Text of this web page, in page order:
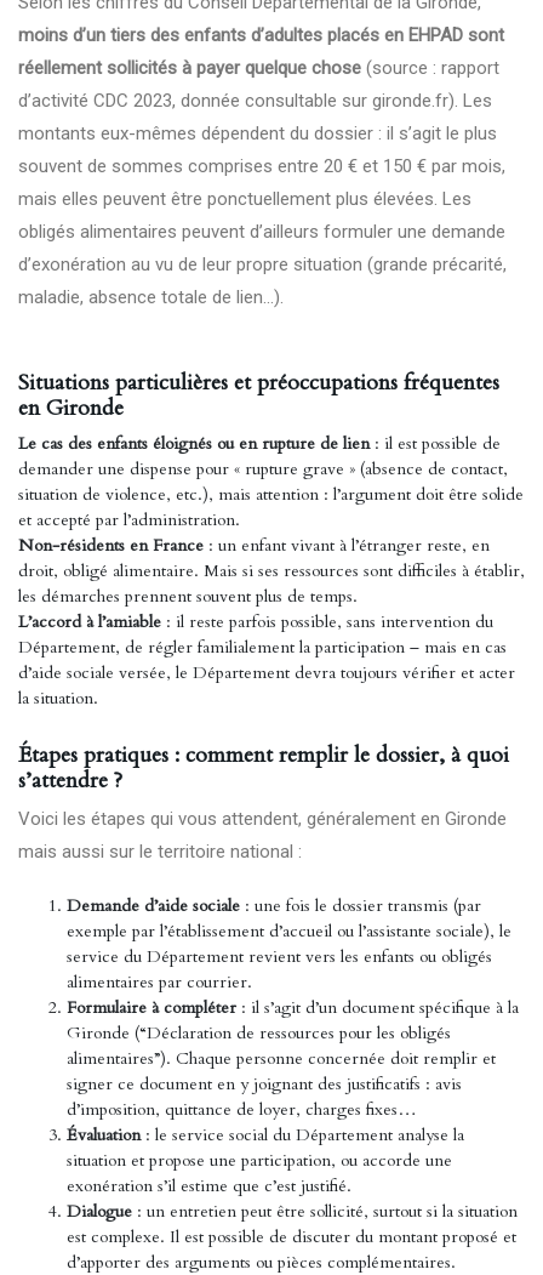
moins d’un tiers des enfants d’adultes placés en EHPAD sont
réellement sollicités à payer quelque chose (source : rapport
d’activité CDC 2023, donnée consultable sur gironde.fr). Les
montants eux-mêmes dépendent du dossier : il s’agit le plus
souvent de sommes comprises entre 20 € et 150 € par mois,
mais elles peuvent être ponctuellement plus élevées. Les
obligés alimentaires peuvent d’ailleurs formuler une demande
d’exonération au vu de leur propre situation (grande précarité,
maladie, absence totale de lien…).
Situations particulières et préoccupations fréquentes
en Gironde
Le cas des enfants éloignés ou en rupture de lien: il est possible de
demander une dispense pour « rupture grave » (absence de contact,
situation de violence, etc.), mais attention : l’argument doit être solide
et accepté par l’administration.
Non-résidents en France : un enfant vivant à l’étranger reste, en
droit, obligé alimentaire. Mais si ses ressources sont difficiles à établir,
les démarches prennent souvent plus de temps.
L’accord à l’amiable : il reste parfois possible, sans intervention du
Département, de régler familialement la participation – mais en cas
d’aide sociale versée, le Département devra toujours vérifier et acter
la situation.
Étapes pratiques : comment remplir le dossier, à quoi
s’attendre ?
Voici les étapes qui vous attendent, généralement en Gironde
mais aussi sur le territoire national :
Demande d’aide sociale : une fois le dossier transmis (par
exemple par l’établissement d’accueil ou l’assistante sociale), le
service du Département revient vers les enfants ou obligés
alimentaires par courrier.
Formulaire à compléter : il s’agit d’un document spécifique à la
Gironde (“Déclaration de ressources pour les obligés
alimentaires”). Chaque personne concernée doit remplir et
signer ce document en y joignant des justificatifs : avis
d’imposition, quittance de loyer, charges fixes…
Évaluation: le service social du Département analyse la
situation et propose une participation, ou accorde une
exonération s’il estime que c’est justifié.
Dialogue : un entretien peut être sollicité, surtout si la situation
est complexe. Il est possible de discuter du montant proposé et
d’apporter des arguments ou pièces complémentaires.